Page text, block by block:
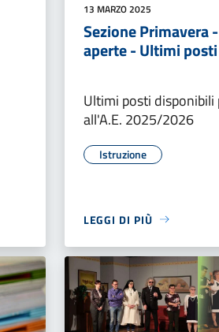
13 MARZO 2025
Sezione Primavera
aperte - Ultimi posti
Ultimi posti disponibili
all'A.E. 2025/2026
Istruzione
LEGGI DI PIÙ